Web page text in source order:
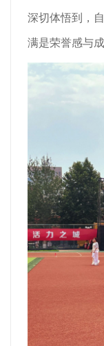
深切体悟到，
满是荣誉感与成